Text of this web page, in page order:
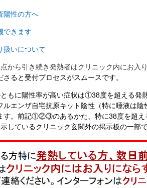
陽性の方へ
できます
扱いについて
から引き続き発熱者はクリニック内にお入
さると受付プロセスがスムースです。
もに陽性率が高い症状は①38度を超える
ルエンザ自宅抗原キット陰性（特に唾液は
す。前記①②③のあるかた、特に38度を超え
しているクリニック玄関外の掲示板の一部で